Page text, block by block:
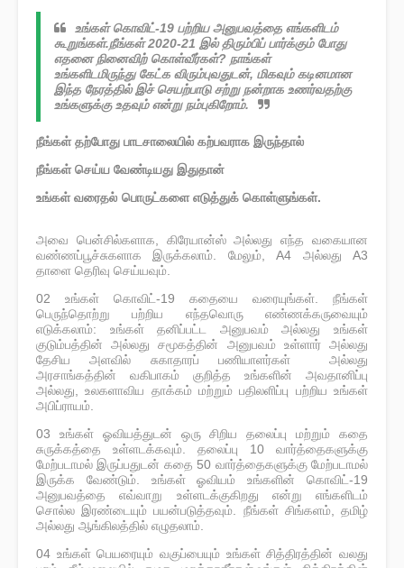
உங்கள் கொவிட்-19 பற்றிய அனுபவத்தை எங்களிடம்
கூறுங்கள்.நீங்கள் 2020-21 இல் திரும்பிப் பார்க்கும் போது
எதனை நினைவிற் கொள்வீர்கள்? நாங்கள்
உங்களிடமிருந்து கேட்க விரும்புவதுடன், மிகவும் கடினமான
இந்த நேரத்தில் இச் செயற்பாடு சற்று நன்றாக உணர்வதற்கு
உங்களுக்கு உதவும் என்று நம்புகிறோம்.
நீங்கள் தற்போது பாடசாலையில் கற்பவராக இருந்தால்
நீங்கள் செய்ய வேண்டியது இதுதான்
உங்கள் வரைதல் பொருட்களை எடுத்துக் கொள்ளுங்கள்.
அவை பென்சில்களாக, கிரேயான்ஸ் அல்லது எந்த வகையான
வண்ணப்பூச்சுகளாக இருக்கலாம். மேலும், A4 அல்லது A3
தாளை தெரிவு செய்யவும்.
02 உங்கள் கொவிட்-19 கதையை வரையுங்கள். நீங்கள்
பெருந்தொற்று பற்றிய எந்தவொரு எண்ணக்கருவையும்
எடுக்கலாம்: உங்கள் தனிப்பட்ட அனுபவம் அல்லது உங்கள்
குடும்பத்தின் அல்லது சமூகத்தின் அனுபவம் உள்ளார் அல்லது
தேசிய அளவில் சுகாதாரப் பணியாளர்கள் அல்லது
அரசாங்கத்தின் வகிபாகம் குறித்த உங்களின் அவதானிப்பு
அல்லது, உலகளாவிய தாக்கம் மற்றும் பதிலளிப்பு பற்றிய உங்கள்
அபிப்ராயம்.
03 உங்கள் ஓவியத்துடன் ஒரு சிறிய தலைப்பு மற்றும் கதை
சுருக்கத்தை உள்ளடக்கவும். தலைப்பு 10 வார்த்தைகளுக்கு
மேற்படாமல் இருப்பதுடன் கதை 50 வார்த்தைகளுக்கு மேற்படாமல்
இருக்க வேண்டும். உங்கள் ஓவியம் உங்களின் கொவிட்-19
அனுபவத்தை எவ்வாறு உள்ளடக்குகிறது என்று எங்களிடம்
சொல்ல இரண்டையும் பயன்படுத்தவும். நீங்கள் சிங்களம், தமிழ்
அல்லது ஆங்கிலத்தில் எழுதலாம்.
04 உங்கள் பெயரையும் வகுப்பையும் உங்கள் சித்திரத்தின் வலது